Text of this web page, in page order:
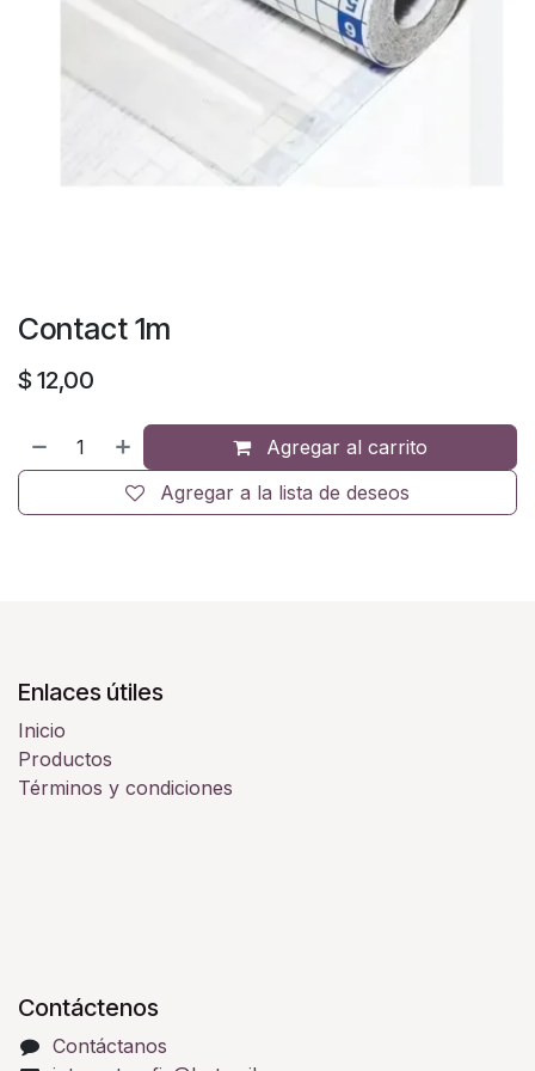
Contact 1m
$ 12,00
Agregar al carrito
Agregar a la lista de deseos
Enlaces útiles
Inicio
Productos
Términos y condiciones
Contáctenos
Contáctanos